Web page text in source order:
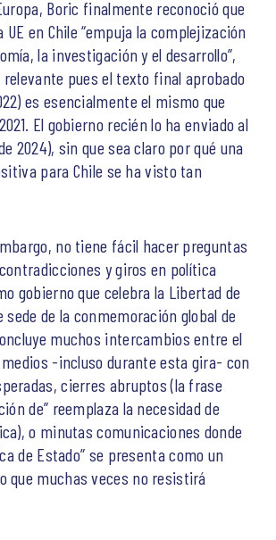
Boric finalmente reconoció que
en Chile “empuja la complejización
la investigación y el desarrollo”,
pues el texto final aprobado
es esencialmente el mismo que
El gobierno recién lo ha enviado al
2024), sin que sea claro por qué una
para Chile se ha visto tan
no tiene fácil hacer preguntas
y giros en política
gobierno que celebra la Libertad de
sede de la conmemoración global de
muchos intercambios entre el
-incluso durante esta gira- con
cierres abruptos (la frase
de” reemplaza la necesidad de
o minutas comunicaciones donde
de Estado” se presenta como un
que muchas veces no resistirá